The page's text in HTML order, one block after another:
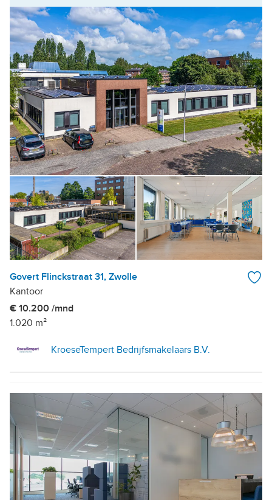
Govert Flinckstraat 31, Zwolle
Kantoor
€ 10.200 /mnd
1.020 m²
KroeseTempert Bedrijfsmakelaars B.V.